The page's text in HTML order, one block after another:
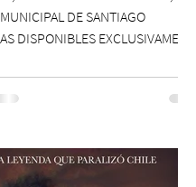
Municipal de
DE SANTIAGO
DISPONIBLES EXCLUSIVAMENTE
ícono de la Nueva Canción
su legado de 60
en el Teatro Municipal de
La celebración reunirá a la